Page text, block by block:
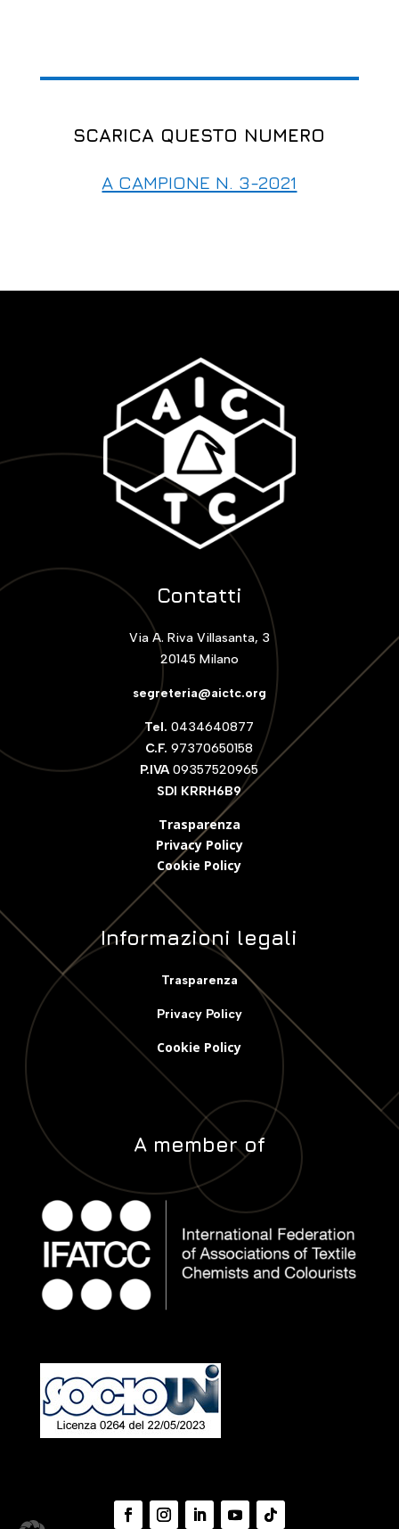
SCARICA QUESTO NUMERO
A CAMPIONE N. 3-2021
Contatti
Via A. Riva Villasanta, 3
20145 Milano
segreteria@aictc.org
Tel. 0434640877
C.F. 97370650158
P.IVA09357520965
SDI KRRH6B9
Trasparenza
Privacy Policy
Cookie Policy
Informazioni legali
Trasparenza
Privacy Policy
Cookie Policy
A member of